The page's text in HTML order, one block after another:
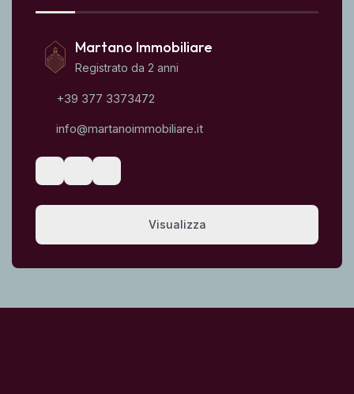
Martano Immobiliare
Registrato da 2 anni
+39 377 3373472
info@martanoimmobiliare.it
Visualizza